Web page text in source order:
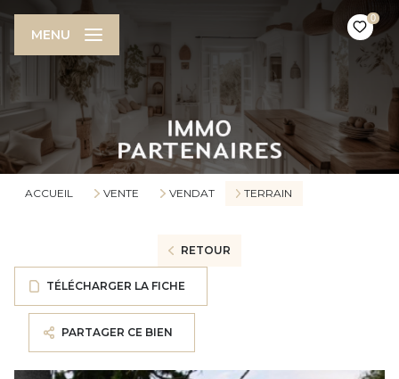
0
MENU
ACCUEIL VENTE VENDAT TERRAIN
RETOUR
TÉLÉCHARGER LA FICHE
PARTAGER CE BIEN